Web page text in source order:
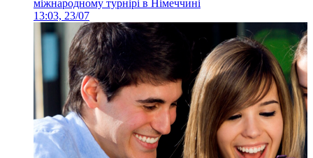
міжнародному турнірі в Німеччині
13:03, 23/07